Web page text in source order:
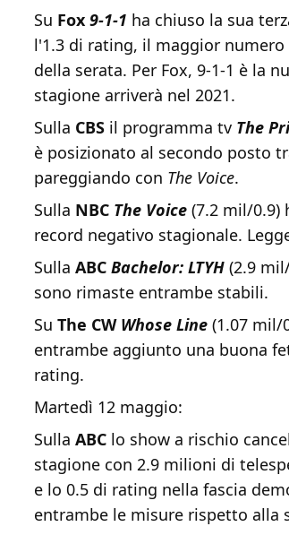
Su Fox 9-1-1 ha chiuso la sua
l'1.3 di rating, il maggior
della serata. Per Fox, 9-1-1 è la
stagione arriverà nel 2021.
Sulla CBS il programma tv The
è posizionato al secondo posto
pareggiando con The Voice.
Sulla NBC The Voice (7.2 mil/0.9)
record negativo stagionale.
Sulla ABC Bachelor: LTYH (2.9
sono rimaste entrambe stabili.
Su The CW Whose Line (1.07 mil/
entrambe aggiunto una buona
rating.
Martedì 12 maggio:
Sulla ABC lo show a rischio
stagione con 2.9 milioni di
e lo 0.5 di rating nella fascia
entrambe le misure rispetto alla